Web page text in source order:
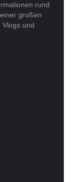
rund
großen
Vlogs und